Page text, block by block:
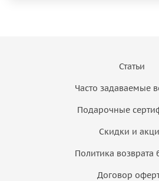
Статьи
Часто задаваемые
Подарочные
Скидки и
Политика возврата
Договор